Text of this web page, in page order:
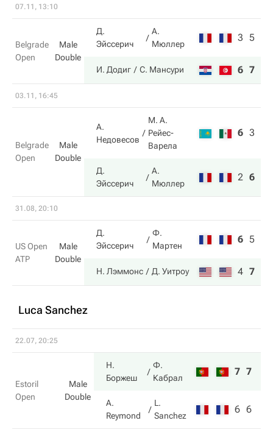
07.11, 13:10
Belgrade
Open
Male
Double
Д.
Эйссерич
А.
Мюллер
3 5
И. Додиг С. Мансури 6 7
03.11, 16:45
Belgrade
Open
Male
Double
А.
Недовесов
М. А.
Рейес-
Варела
6 3
Д.
Эйссерич
А.
Мюллер
2 6
31.08, 20:10
US Open
ATP
Male
Double
Д.
Эйссерич
Ф.
Мартен
6 5
Н. Лэммонс Д. Уитроу 4 7
Luca Sanchez
22.07, 20:25
Estoril
Open
Male
Double
Н.
Боржеш
Ф.
Кабрал
7 7
A.
Reymond
L.
Sanchez
6 6